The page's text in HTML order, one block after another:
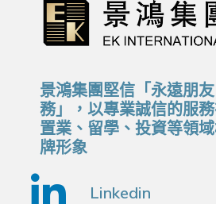
景鴻集團堅信「永遠朋
務」，以專業誠信的服
置業、留學、投資等領
牌形象
Linkedin